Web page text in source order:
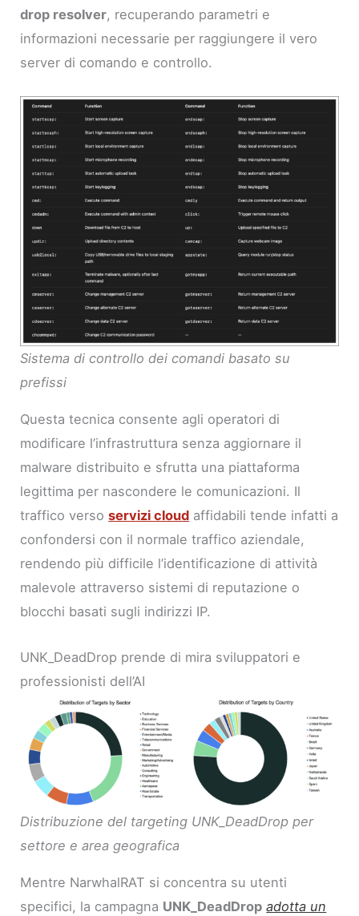
drop resolver, recuperando parametri e
informazioni necessarie per raggiungere il vero
server di comando e controllo.
Sistema di controllo dei comandi basato su
prefissi
Questa tecnica consente agli operatori di
modificare l’infrastruttura senza aggiornare il
malware distribuito e sfrutta una piattaforma
legittima per nascondere le comunicazioni. Il
traffico versoservizi cloud affidabili tende infatti a
confondersi con il normale traffico aziendale,
rendendo più difficile l’identificazione di attività
malevole attraverso sistemi di reputazione o
blocchi basati sugli indirizzi IP.
UNK_DeadDrop prende di mira sviluppatori e
professionisti dell’AI
Distribuzione del targeting UNK_DeadDrop per
settore e area geografica
Mentre NarwhalRAT si concentra su utenti
specifici, la campagna UNK_DeadDrop adotta un